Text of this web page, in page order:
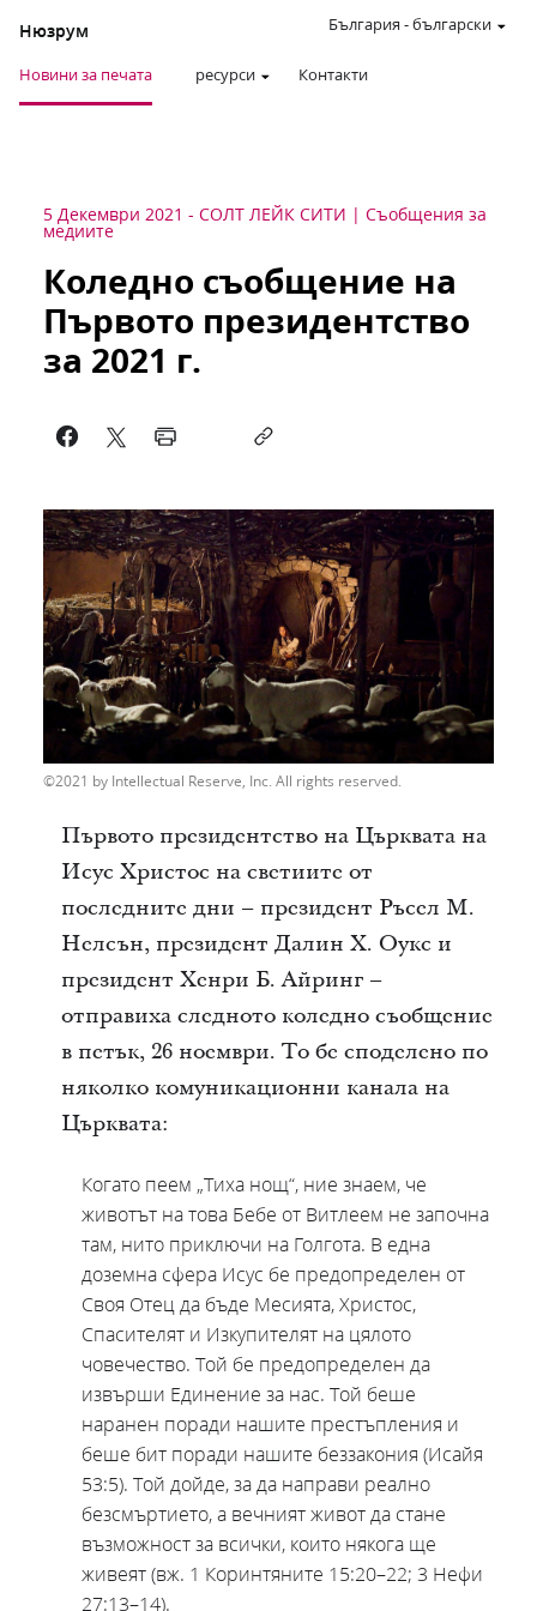
Нюзрум
Новини за печата ресурси Контакти
България -български
5 Декември 2021 - СОЛТ ЛЕЙК СИТИ Съобщения за
медиите
Коледно съобщение на
Първото президентство
за 2021 г.
2021 by Intellectual Reserve, Inc. All rights reserved.
Първото президентство на Църквата на
Исус Христос на светиите от
последните дни – президент Ръсел М.
Нелсън, президент Далин Х. Оукс и
президент Хенри Б. Айринг –
отправиха следното коледно съобщение
в петък, 26 ноември. То бе споделено по
няколко комуникационни канала на
Църквата:
Когато пеем „Тиха нощ“, ние знаем, че
животът на това Бебе от Витлеем не започна
там, нито приключи на Голгота. В една
доземна сфера Исус бе предопределен от
Своя Отец да бъде Месията, Христос,
Спасителят и Изкупителят на цялото
човечество. Той бе предопределен да
извърши Единение за нас. Той беше
наранен поради нашите престъпления и
беше бит поради нашите беззакония (Исайя
53:5). Той дойде, за да направи реално
безсмъртието, а вечният живот да стане
възможност за всички, които някога ще
живеят (вж. 1 Коринтяните 15:20–22; 3 Нефи
27:13–14).